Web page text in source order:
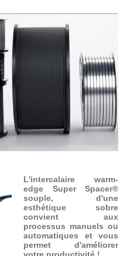
L'intercalaire warm-
edge Super Spacer®
souple, d'une
esthétique sobre
convient aux
processus manuels ou
automatiques et vous
permet d'améliorer
votre productivité !